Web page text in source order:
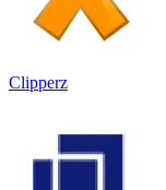
Clipperz